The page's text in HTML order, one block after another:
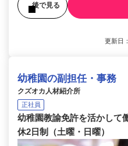
後で見る
更新日
幼稚園の副担任・事務
クズオカ人材紹介所
正社員
幼稚園教諭免許を活かし
休2日制（土曜・日曜）